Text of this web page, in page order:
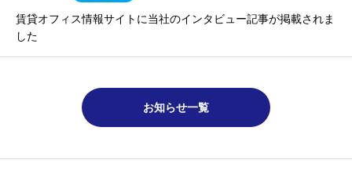
賃貸オフィス情報サイトに当社のインタビュー記事が掲載されま
した
お知らせ一覧